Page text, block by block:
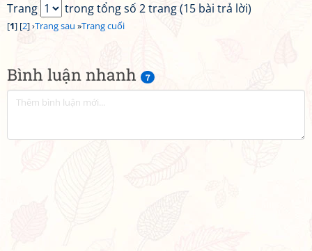
Bình luận nhanh 7
Trang trong tổng số 2 trang (15 bài trả lời)
[1] [2] ›Trang sau »Trang cuối